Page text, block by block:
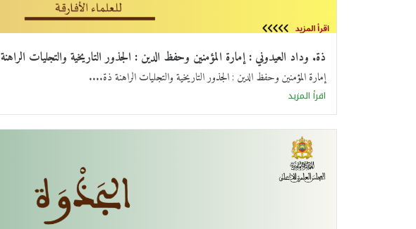
ذة. وداد العيدوني : إمارة المؤمنين وحفظ الدين : الجذور التاريخية والتجليات الراهنة
إمارة المؤمنين وحفظ الدين : الجذور التاريخية والتجليات الراهنة ذة....
اقرأ المزيد